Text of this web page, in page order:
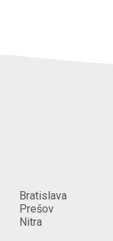
Bratislava
Prešov
Nitra